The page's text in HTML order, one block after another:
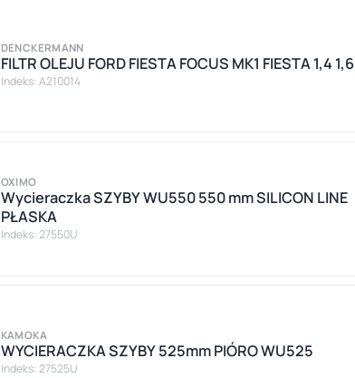
DENCKERMANN
FILTR OLEJU FORD FIESTA FOCUS MK1 FIESTA 1,4 1,6
Indeks: A210014
OXIMO
Wycieraczka SZYBY WU550 550 mm SILICON LINE
PŁASKA
Indeks: 27550U
KAMOKA
WYCIERACZKA SZYBY 525mm PIÓRO WU525
Indeks: 27525U